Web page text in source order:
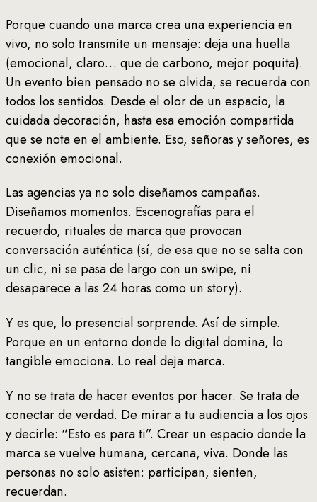
Porque cuando una marca crea una experiencia en
vivo, no solo transmite un mensaje: deja una huella
(emocional, claro… que de carbono, mejor poquita).
Un evento bien pensado no se olvida, se recuerda con
todos los sentidos. Desde el olor de un espacio, la
cuidada decoración, hasta esa emoción compartida
que se nota en el ambiente. Eso, señoras y señores, es
conexión emocional.
Las agencias ya no solo diseñamos campañas.
Diseñamos momentos. Escenografías para el
recuerdo, rituales de marca que provocan
conversación auténtica (sí, de esa que no se salta con
un clic, ni se pasa de largo con un swipe, ni
desaparece a las 24 horas como un story).
Y es que, lo presencial sorprende. Así de simple.
Porque en un entorno donde lo digital domina, lo
tangible emociona. Lo real deja marca.
Y no se trata de hacer eventos por hacer. Se trata de
conectar de verdad. De mirar a tu audiencia a los ojos
y decirle: “Esto es para ti”. Crear un espacio donde la
marca se vuelve humana, cercana, viva. Donde las
personas no solo asisten: participan, sienten,
recuerdan.